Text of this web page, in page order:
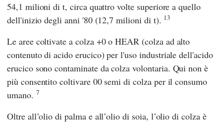
54,1 milioni di t, circa quattro volte superiore a quello
dell'inizio degli anni '80 (12,7 milioni di t). 13
Le aree coltivate a colza +0 o HEAR (colza ad alto
contenuto di acido erucico) per l'uso industriale dell'acido
erucico sono contaminate da colza volontaria. Qui non è
più consentito coltivare 00 semi di colza per il consumo
umano. 7
Oltre all’olio di palma e all’olio di soia, l’olio di colza è